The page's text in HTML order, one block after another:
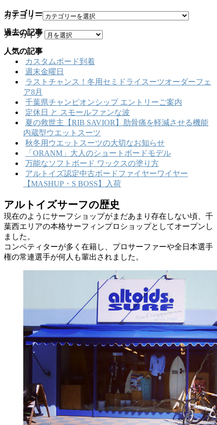
カテゴリー
カテゴリー
過去の記事
アーカイブ
人気の記事
カスタムボード到着
週末金曜日
ラストチャンス！冬用セミドライスーツオーダーフェ
ア8月
千葉県チャンピオンシップ エントリーご案内
定休日 と スモールファンな波
夏の救世主【RIB SAVIOR】肋骨痛を軽減させる機能
内蔵型ウエットスーツ
秋冬用ウエットスーツの大切なお知らせ
「ORANM」大人のショートボードモデル
万能なソフトボード ワックスの塗り方
アルトイズ認定中古ボードファイヤーワイヤー
【MASHUP・S BOSS】入荷
アルトイズサーフの歴史
現在のようにサーフショップがまだあまり存在しない頃、千
葉西エリアの本格サーフィンプロショップとしてオープンし
ました。
コンペティターが多く在籍し、プロサーファーや全日本選手
権の常連選手が何人も輩出されました。